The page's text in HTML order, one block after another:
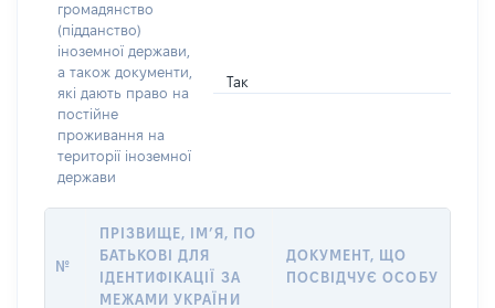
громадянство
(підданство)
іноземної держави,
а також документи,
які дають право на
постійне
проживання на
території іноземної
держави
Так
№
ПРІЗВИЩЕ, ІМ’Я, ПО
БАТЬКОВІ ДЛЯ
ІДЕНТИФІКАЦІЇ ЗА
МЕЖАМИ УКРАЇНИ
ДОКУМЕНТ, ЩО
ПОСВІДЧУЄ ОСОБУ